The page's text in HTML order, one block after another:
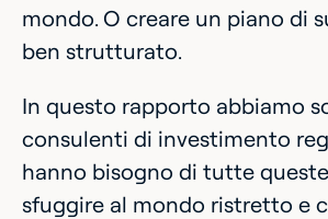
mondo. O creare un piano di
ben strutturato.
In questo rapporto abbiamo
consulenti di investimento
hanno bisogno di tutte
sfuggire al mondo ristretto e